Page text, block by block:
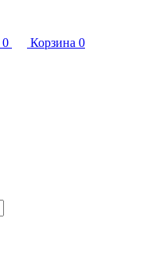
0 Корзина 0